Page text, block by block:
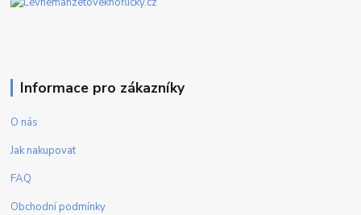
Informace pro zákazníky
O nás
Jak nakupovat
FAQ
Obchodní podmínky